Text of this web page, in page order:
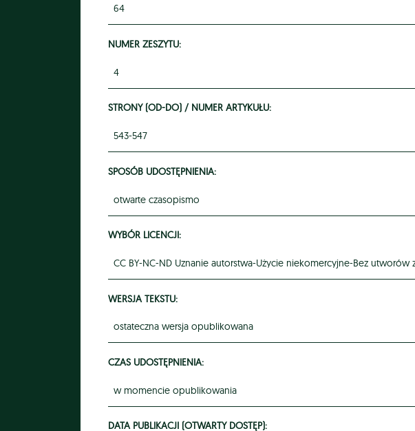
64
NUMER ZESZYTU:
4
STRONY (OD-DO) / NUMER ARTYKUŁU:
543-547
SPOSÓB UDOSTĘPNIENIA:
otwarte czasopismo
WYBÓR LICENCJI:
CC BY-NC-ND Uznanie autorstwa-Użycie niekomercyjne-Bez utworów
WERSJA TEKSTU:
ostateczna wersja opublikowana
CZAS UDOSTĘPNIENIA:
w momencie opublikowania
DATA PUBLIKACJI (OTWARTY DOSTĘP):